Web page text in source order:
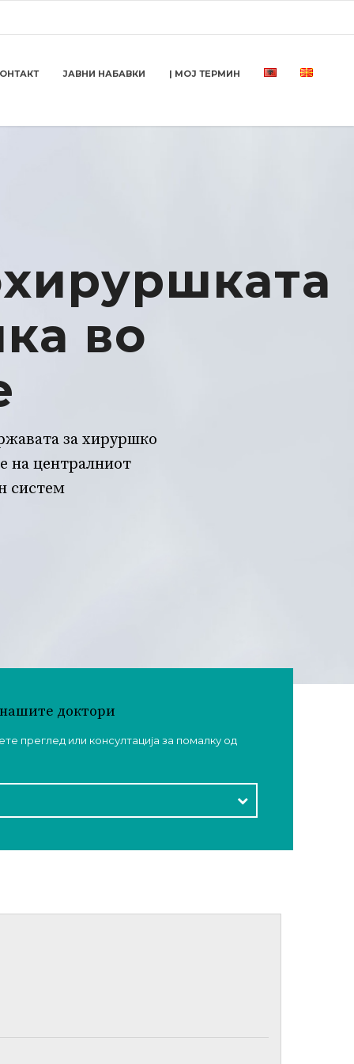
ЈАВНИ НАБАВКИ | МОЈ ТЕРМИН
во
за хируршко
на централниот
систем
нашите доктори
преглед или консултација за помалку од